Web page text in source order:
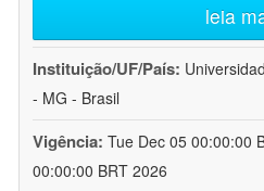
leia
Instituição/UF/País:
- MG - Brasil
Vigência: Tue Dec 05 00:00:00
00:00:00 BRT 2026